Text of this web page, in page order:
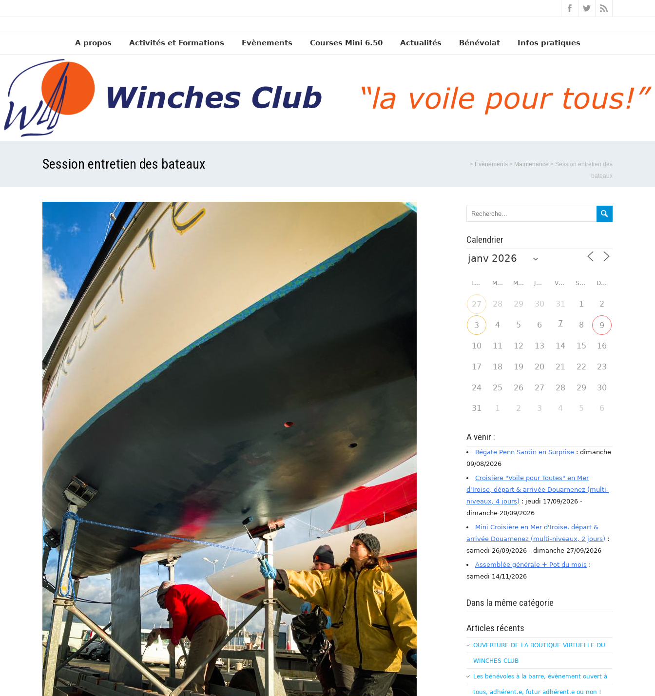
A propos Activités et Formations Evènements Courses Mini 6.50 Actualités Bénévolat Infos pratiques
Session entretien des bateaux > Évènements > Maintenance > Session entretien des
bateaux
Calendrier
LUNDI MARDI MERCREDI JEUDI VENDREDI SAMEDI DIMANCHE
27 28 29 30 31 1 2
3 4 5 6 7 8 9
10 11 12 13 14 15 16
17 18 19 20 21 22 23
24 25 26 27 28 29 30
31 1 2 3 4 5 6
A venir :
Régate Penn Sardin en Surprise : dimanche
09/08/2026
Croisière "Voile pour Toutes" en Mer
d'Iroise, départ & arrivée Douarnenez (multi-
niveaux, 4 jours) : jeudi 17/09/2026 -
dimanche 20/09/2026
Mini Croisière en Mer d'Iroise, départ &
arrivée Douarnenez (multi-niveaux, 2 jours) :
samedi 26/09/2026 - dimanche 27/09/2026
Assemblée générale + Pot du mois :
samedi 14/11/2026
Dans la même catégorie
Articles récents
OUVERTURE DE LA BOUTIQUE VIRTUELLE DU
WINCHES CLUB
Les bénévoles à la barre, évènement ouvert à
tous, adhérent.e, futur adhérent.e ou non !